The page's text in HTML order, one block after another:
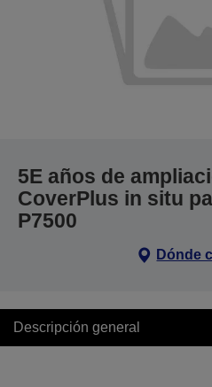
5E años de
CoverPlus in situ
P7500
Dónde
Descripción general